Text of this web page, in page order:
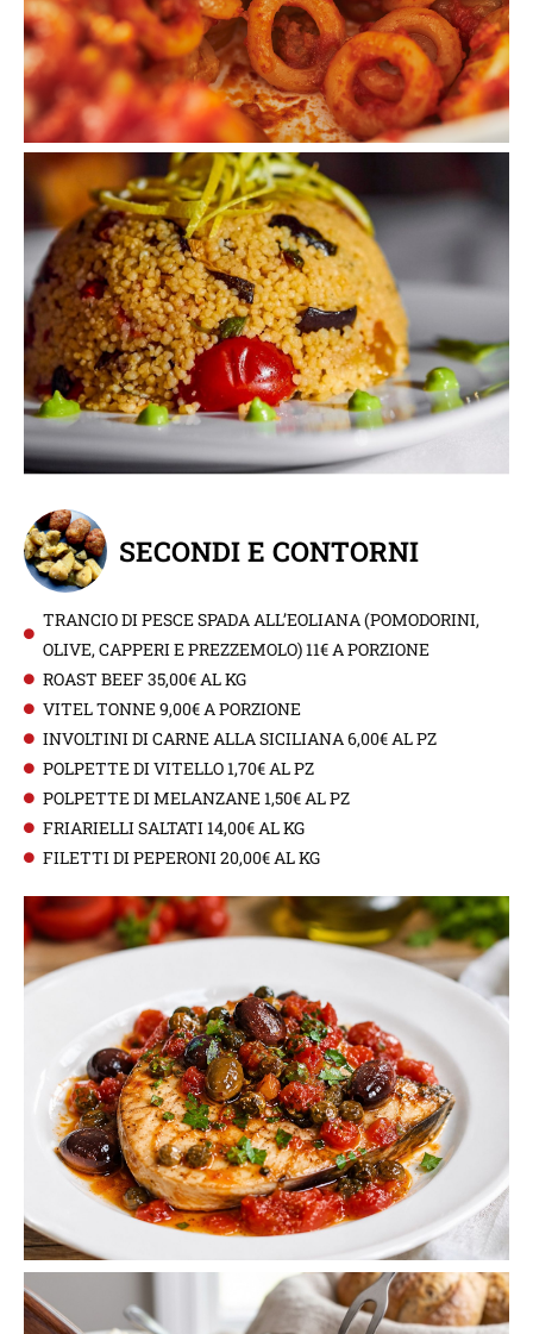
SECONDI E CONTORNI
TRANCIO DI PESCE SPADA ALL’EOLIANA (POMODORINI,
OLIVE, CAPPERI E PREZZEMOLO) 11€ A PORZIONE
ROAST BEEF 35,00€ AL KG
VITEL TONNE 9,00€ A PORZIONE
INVOLTINI DI CARNE ALLA SICILIANA 6,00€ AL PZ
POLPETTE DI VITELLO 1,70€ AL PZ
POLPETTE DI MELANZANE 1,50€ AL PZ
FRIARIELLI SALTATI 14,00€ AL KG
FILETTI DI PEPERONI 20,00€ AL KG